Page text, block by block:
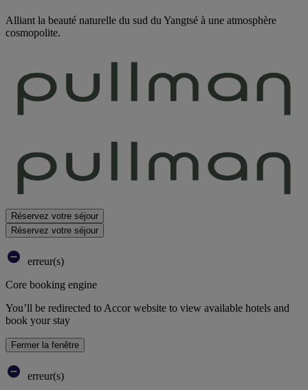
Alliant la beauté naturelle du sud du Yangtsé à une atmosphère
cosmopolite.
Réservez votre séjour
Réservez votre séjour
erreur(s)
Core booking engine
You’ll be redirected to Accor website to view available hotels and
book your stay
Fermer la fenêtre
erreur(s)